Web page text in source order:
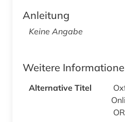
Anleitung
Keine Angabe
Weitere
Alternative Titel